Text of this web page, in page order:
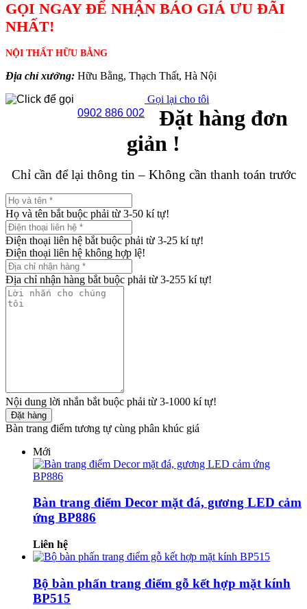
GỌI NGAY ĐỂ NHẬN BÁO GIÁ ƯU ĐÃI
NHẤT!
NỘI THẤT HỮU BẰNG
Địa chỉ xưởng: Hữu Bằng, Thạch Thất, Hà Nội
0902 886 002
Gọi lại cho tôi
Đặt hàng đơn
giản !
Chỉ cần để lại thông tin – Không cần thanh toán trước
Họ và tên bắt buộc phải từ 3-50 kí tự!
Điện thoại liên hệ bắt buộc phải từ 3-25 kí tự!
Điện thoại liên hệ không hợp lệ!
Địa chỉ nhận hàng bắt buộc phải từ 3-255 kí tự!
Nội dung lời nhắn bắt buộc phải từ 3-1000 kí tự!
Đặt hàng
Bàn trang điểm tương tự cùng phân khúc giá
Mới
Bàn trang điểm Decor mặt đá, gương LED cảm
ứng BP886
Liên hệ
Bộ bàn phấn trang điểm gỗ kết hợp mặt kính
BP515